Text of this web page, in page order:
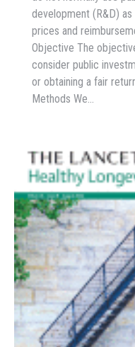
development (R&D)
prices and
Objective The
consider public
or obtaining a fair
Methods We…